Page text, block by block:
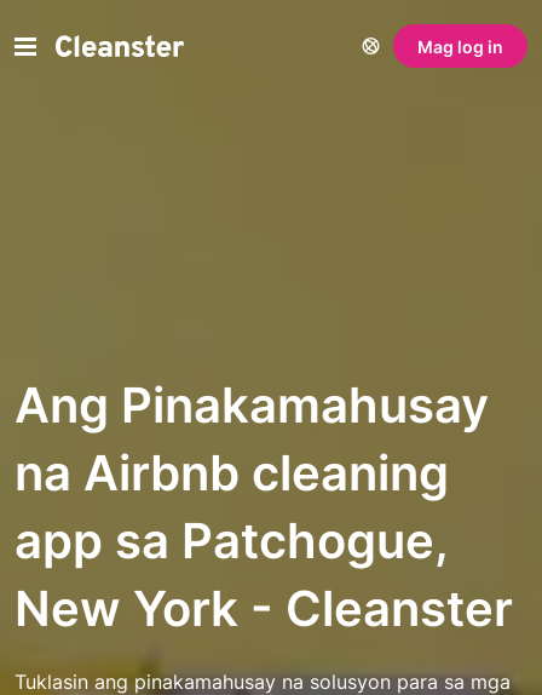
Mag log in
Ang Pinakamahusay
na Airbnb cleaning
app sa Patchogue,
New York - Cleanster
Tuklasin ang pinakamahusay na solusyon para sa mga